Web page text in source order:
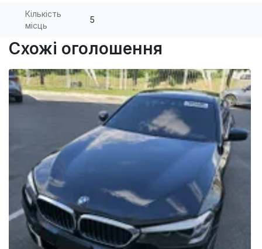
Кількість
місць
5
Схожі оголошення